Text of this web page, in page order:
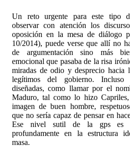
Un reto urgente para este tipo
observar con atención los
oposición en la mesa de diálogo
10/2014), puede verse que allí no
de argumentación sino más
emocional que pasaba de la risa
miradas de odio y desprecio hacia
legítimos del gobierno. Incluso
diseñadas, como llamar por el
Maduro, tal como lo hizo Capriles,
imagen de buen hombre,
que no sería capaz de pensar en
Ese nivel sutil de la gps es
profundamente en la estructura
masa.